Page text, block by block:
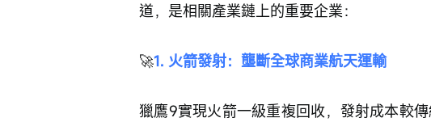
道，是相關產業鏈上的重要企業：
🚀1. 火箭發射：壟斷全球商業航天運輸
獵鷹9實現火箭一級重複回收，發射成本較